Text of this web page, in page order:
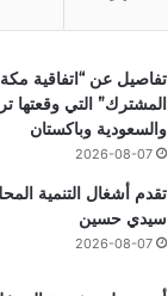
تفاصيل عن “اتفاقية مكة
المشترك” التي وقعتها
والسعودية وباكستان
2026-08-07
تقدم أشغال التنمية
سيدي حسين
2026-08-07